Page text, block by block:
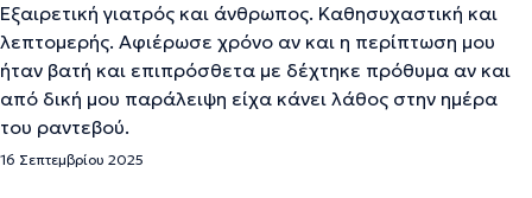
Εξαιρετική γιατρός και άνθρωπος. Καθησυχαστική και
λεπτομερής. Αφιέρωσε χρόνο αν και η περίπτωση μου
ήταν βατή και επιπρόσθετα με δέχτηκε πρόθυμα αν και
από δική μου παράλειψη είχα κάνει λάθος στην ημέρα
του ραντεβού.
16 Σεπτεμβρίου 2025